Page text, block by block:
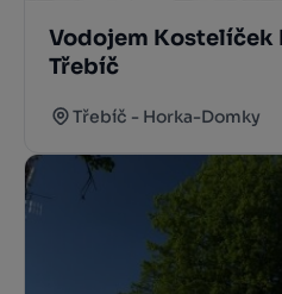
Vodojem Kostelíček
Třebíč
Třebíč - Horka-Domky